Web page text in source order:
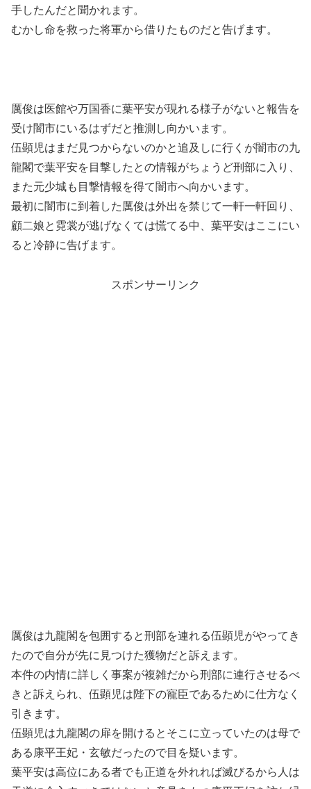
手したんだと聞かれます。
むかし命を救った将軍から借りたものだと告げます。
厲俊は医館や万国香に葉平安が現れる様子がないと報告を
受け闇市にいるはずだと推測し向かいます。
伍顕児はまだ見つからないのかと追及しに行くが闇市の九
龍閣で葉平安を目撃したとの情報がちょうど刑部に入り、
また元少城も目撃情報を得て闇市へ向かいます。
最初に闇市に到着した厲俊は外出を禁じて一軒一軒回り、
顧二娘と霓裳が逃げなくては慌てる中、葉平安はここにい
ると冷静に告げます。
スポンサーリンク
厲俊は九龍閣を包囲すると刑部を連れる伍顕児がやってき
たので自分が先に見つけた獲物だと訴えます。
本件の内情に詳しく事案が複雑だから刑部に連行させるべ
きと訴えられ、伍顕児は陛下の寵臣であるために仕方なく
引きます。
伍顕児は九龍閣の扉を開けるとそこに立っていたのは母で
ある康平王妃・玄敏だったので目を疑います。
葉平安は高位にある者でも正道を外れれば滅びるから人は